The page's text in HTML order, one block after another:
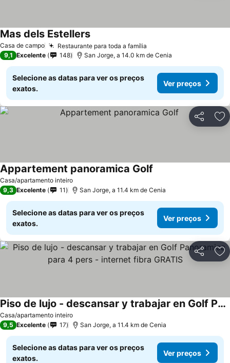
Casa de campo Restaurante para toda a família
Mas dels Estellers
9,1 Excelente 148 San Jorge, a 14.0 km de Cenia
Selecione as datas para ver os preços
exatos.
Ver preços
Partilhar
Casa/apartamento inteiro
Appartement panoramica Golf
9,3 Excelente 11 San Jorge, a 11.4 km de Cenia
Selecione as datas para ver os preços
exatos.
Ver preços
Partilhar
Casa/apartamento inteiro
Piso de lujo - descansar y trabajar en Golf Panoramica para 4 pers - internet fibra GRATIS
9,5 Excelente 17 San Jorge, a 11.4 km de Cenia
Selecione as datas para ver os preços
exatos.
Ver preços